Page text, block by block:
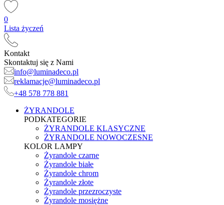
0
Lista życzeń
Kontakt
Skontaktuj się z Nami
info@luminadeco.pl
reklamacje@luminadeco.pl
+48 578 778 881
ŻYRANDOLE
PODKATEGORIE
ŻYRANDOLE KLASYCZNE
ŻYRANDOLE NOWOCZESNE
KOLOR LAMPY
Żyrandole czarne
Żyrandole białe
Żyrandole chrom
Żyrandole złote
Żyrandole przezroczyste
Żyrandole mosiężne